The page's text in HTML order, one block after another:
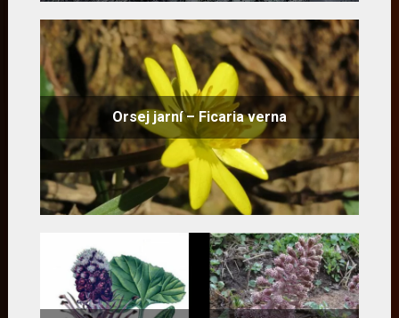
Orsej jarní – Ficaria verna